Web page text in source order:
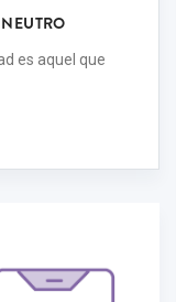
es aquel que